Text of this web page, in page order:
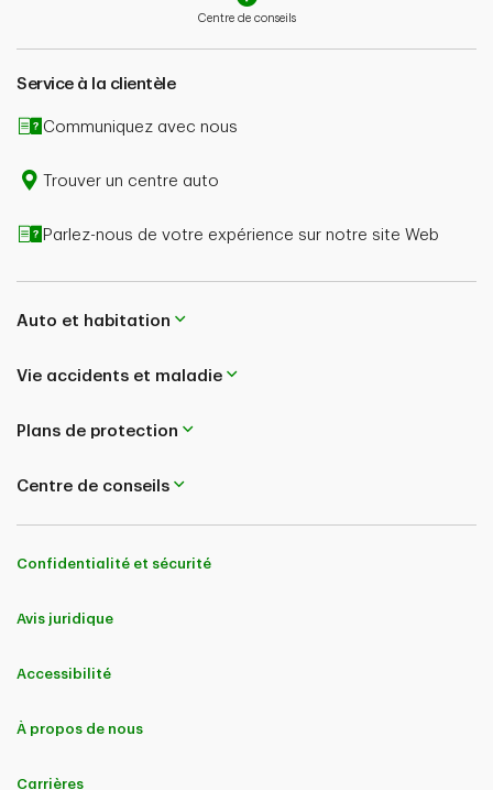
Centre de conseils
Service à la clientèle
Communiquez avec nous
Trouver un centre auto
Parlez-nous de votre expérience sur notre site Web
Auto et habitation
Vie accidents et maladie
Plans de protection
Centre de conseils
Confidentialité et sécurité
Avis juridique
Accessibilité
À propos de nous
Carrières